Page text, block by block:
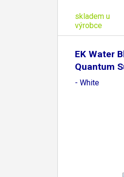
skladem u
výrobce
EK Water
Quantum
- White